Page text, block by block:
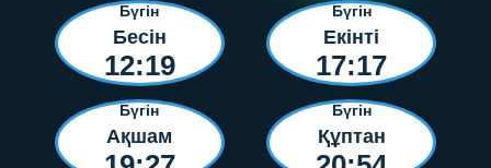
Бүгін
Бесін
12:19
Бүгін
Екінті
17:17
Бүгін
Ақшам
Бүгін
Құптан